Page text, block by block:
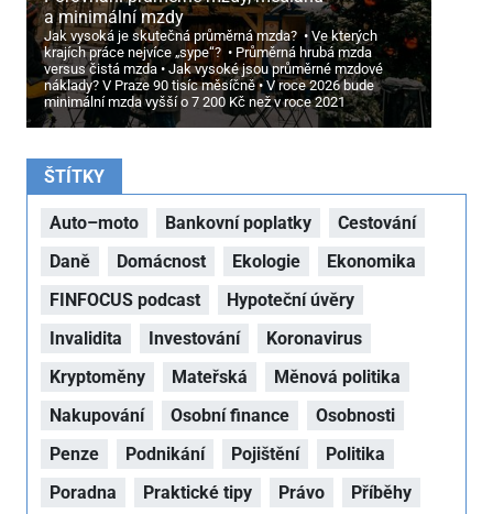
a minimální mzdy
Jak vysoká je skutečná průměrná mzda?
Ve kterých
krajích práce nejvíce „sype“?
Průměrná hrubá mzda
versus čistá mzda
Jak vysoké jsou průměrné mzdové
náklady? V Praze 90 tisíc měsíčně
V roce 2026 bude
minimální mzda vyšší o 7 200 Kč než v roce 2021
ŠTÍTKY
Auto–moto Bankovní poplatky
Cestování
Daně
Domácnost Ekologie
Ekonomika
FINFOCUS podcast
Hypoteční úvěry
Invalidita
Investování
Koronavirus
Kryptoměny
Mateřská
Měnová politika
Nakupování
Osobní finance
Osobnosti
Penze
Podnikání Pojištění
Politika
Poradna
Praktické tipy Právo
Příběhy